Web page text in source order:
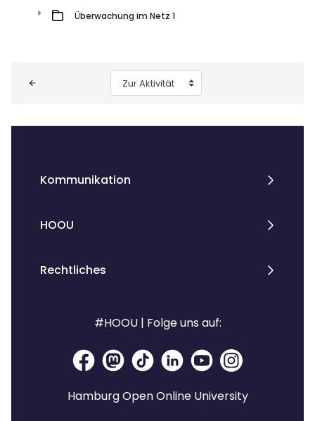
Überwachung im Netz 1
Zur Aktivität
Kommunikation
HOOU
Rechtliches
#HOOU | Folge uns auf:
Hamburg Open Online University